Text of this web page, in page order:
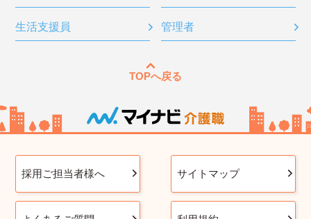
生活支援員 管理者
TOPへ戻る
採用ご担当者様へ サイトマップ